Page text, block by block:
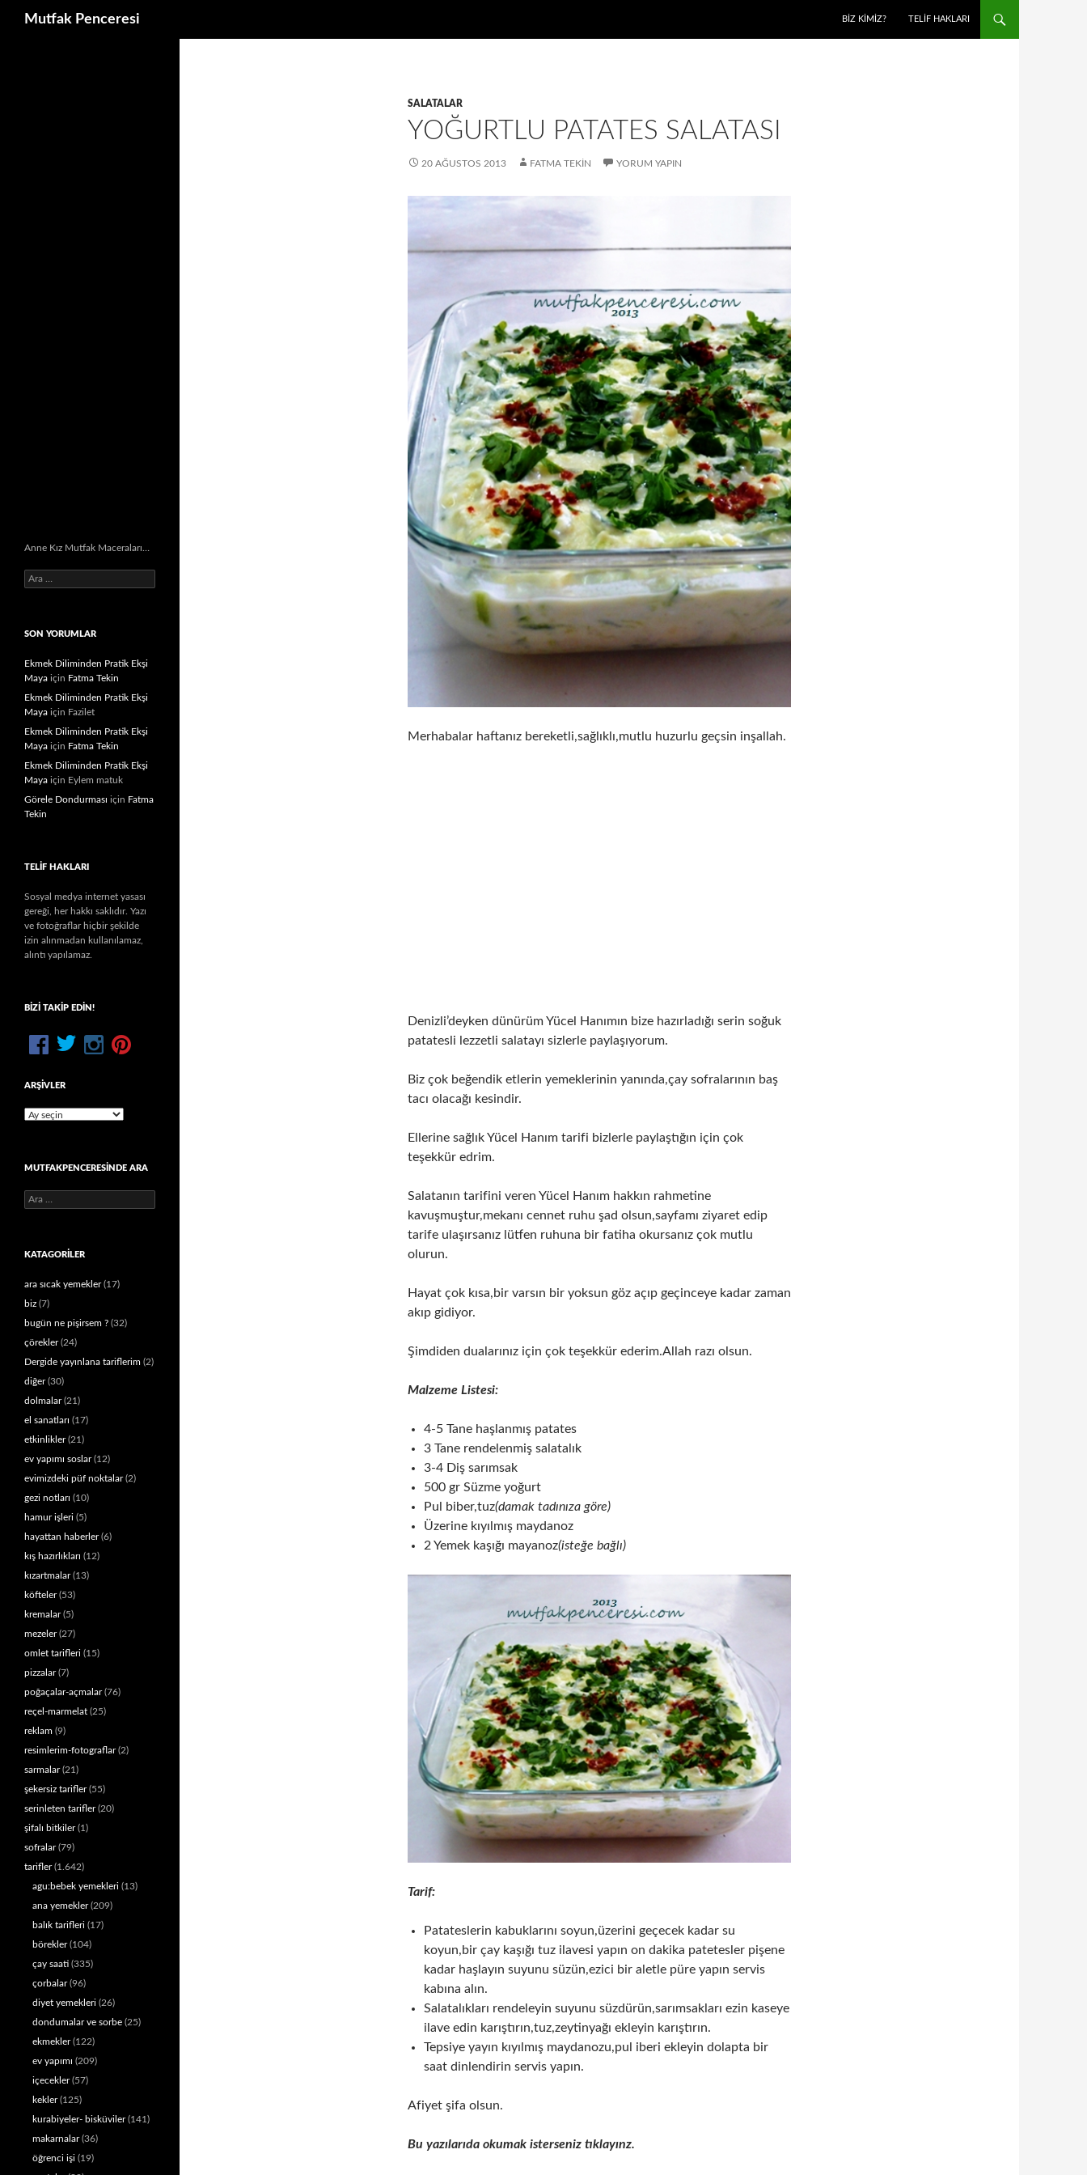
Mutfak Penceresi BIZ KIMIZ? TELIF HAKLARI
SALATALAR
YOĞURTLU PATATES SALATASI
20 AĞUSTOS 2013 FATMA TEKIN YORUM YAPIN
Merhabalar haftanız bereketli,sağlıklı,mutlu huzurlu geçsin inşallah.
Denizli’deyken dünürüm Yücel Hanımın bize hazırladığı serin soğuk
patatesli lezzetli salatayı sizlerle paylaşıyorum.
Biz çok beğendik etlerin yemeklerinin yanında,çay sofralarının baş
tacı olacağı kesindir.
Ellerine sağlık Yücel Hanım tarifi bizlerle paylaştığın için çok
teşekkür edrim.
Salatanın tarifini veren Yücel Hanım hakkın rahmetine
kavuşmuştur,mekanı cennet ruhu şad olsun,sayfamı ziyaret edip
tarife ulaşırsanız lütfen ruhuna bir fatiha okursanız çok mutlu
olurun.
Hayat çok kısa,bir varsın bir yoksun göz açıp geçinceye kadar zaman
akıp gidiyor.
Şimdiden dualarınız için çok teşekkür ederim.Allah razı olsun.
Malzeme Listesi:
4-5 Tane haşlanmış patates
3 Tane rendelenmiş salatalık
3-4 Diş sarımsak
500 gr Süzme yoğurt
Pul biber,tuz(damak tadınıza göre)
Üzerine kıyılmış maydanoz
2 Yemek kaşığı mayanoz(isteğe bağlı)
Tarif:
Patateslerin kabuklarını soyun,üzerini geçecek kadar su
koyun,bir çay kaşığı tuz ilavesi yapın on dakika patetesler pişene
kadar haşlayın suyunu süzün,ezici bir aletle püre yapın servis
kabına alın.
Salatalıkları rendeleyin suyunu süzdürün,sarımsakları ezin kaseye
ilave edin karıştırın,tuz,zeytinyağı ekleyin karıştırın.
Tepsiye yayın kıyılmış maydanozu,pul iberi ekleyin dolapta bir
saat dinlendirin servis yapın.
Afiyet şifa olsun.
Bu yazılarıda okumak isterseniz tıklayınz.
Anne Kız Mutfak Maceraları…
Arama:
SON YORUMLAR
Ekmek Diliminden Pratik Ekşi
Maya için Fatma Tekin
Ekmek Diliminden Pratik Ekşi
Maya için Fazilet
Ekmek Diliminden Pratik Ekşi
Maya için Fatma Tekin
Ekmek Diliminden Pratik Ekşi
Maya için Eylem matuk
Görele Dondurması için Fatma
Tekin
TELIF HAKLARI
Sosyal medya internet yasası
gereği, her hakkı saklıdır. Yazı
ve fotoğraflar hiçbir şekilde
izin alınmadan kullanılamaz,
alıntı yapılamaz.
BIZI TAKIP EDIN!
ARŞIVLER
Arşivler
MUTFAKPENCERESINDE ARA
Arama:
KATAGORILER
ara sıcak yemekler(17)
biz (7)
bugün ne pişirsem ? (32)
çörekler(24)
Dergide yayınlana tariflerim (2)
diğer(30)
dolmalar(21)
el sanatları (17)
etkinlikler(21)
ev yapımı soslar(12)
evimizdeki püf noktalar(2)
gezi notları (10)
hamur işleri (5)
hayattan haberler(6)
kış hazırlıkları (12)
kızartmalar(13)
köfteler(53)
kremalar(5)
mezeler(27)
omlet tarifleri (15)
pizzalar(7)
poğaçalar-açmalar(76)
reçel-marmelat (25)
reklam (9)
resimlerim-fotograflar(2)
sarmalar(21)
şekersiz tarifler(55)
serinleten tarifler(20)
şifalı bitkiler(1)
sofralar(79)
tarifler(1.642)
agu:bebek yemekleri (13)
ana yemekler(209)
balık tarifleri (17)
börekler(104)
çay saati (335)
çorbalar(96)
diyet yemekleri (26)
dondumalar ve sorbe (25)
ekmekler(122)
ev yapımı (209)
içecekler(57)
kekler(125)
kurabiyeler- bisküviler(141)
makarnalar(36)
öğrenci işi (19)